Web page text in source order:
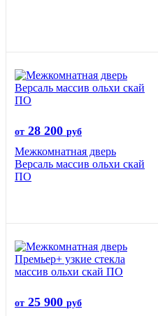
от 28 200 руб
Межкомнатная дверь
Версаль массив ольхи скай
ПО
от 25 900 руб